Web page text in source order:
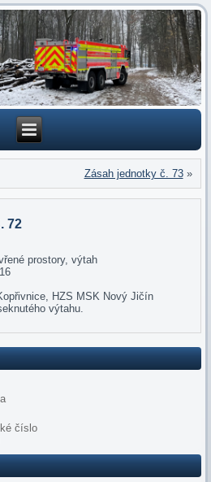
Zásah jednotky č. 73»
72
prostory, výtah
HZS MSK Nový Jičín
výtahu.
číslo